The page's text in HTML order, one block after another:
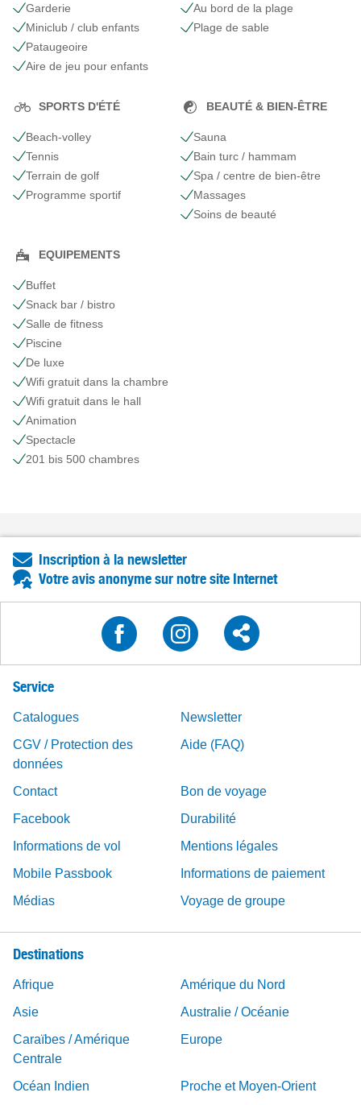
Garderie
Miniclub / club enfants
Pataugeoire
Aire de jeu pour enfants
Au bord de la plage
Plage de sable
SPORTS D'ÉTÉ
Beach-volley
Tennis
Terrain de golf
Programme sportif
BEAUTÉ & BIEN-ÊTRE
Sauna
Bain turc / hammam
Spa / centre de bien-être
Massages
Soins de beauté
EQUIPEMENTS
Buffet
Snack bar / bistro
Salle de fitness
Piscine
De luxe
Wifi gratuit dans la chambre
Wifi gratuit dans le hall
Animation
Spectacle
201 bis 500 chambres
Inscription à la newsletter
Votre avis anonyme sur notre site Internet
Service
Catalogues
Newsletter
CGV / Protection des
données
Aide (FAQ)
Contact
Bon de voyage
Facebook
Durabilité
Informations de vol
Mentions légales
Mobile Passbook
Informations de paiement
Médias
Voyage de groupe
Destinations
Afrique
Amérique du Nord
Asie
Australie / Océanie
Caraïbes / Amérique
Centrale
Europe
Océan Indien Proche et Moyen-Orient